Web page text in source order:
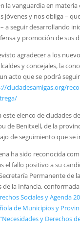
la vanguardia en materia
jóvenes y nos obliga –
a seguir desarrollando
y promoción de sus
agradecer a los
y concejales, la
acto que se podrá
ciudadesamigas.org/
este elenco de ciudades
de Benitxell, de la
de seguimiento que se
ha sido reconocida
el fallo positivo a su
Permanente de
de la Infancia,
Sociales y Agenda
de Municipios y
y Derechos